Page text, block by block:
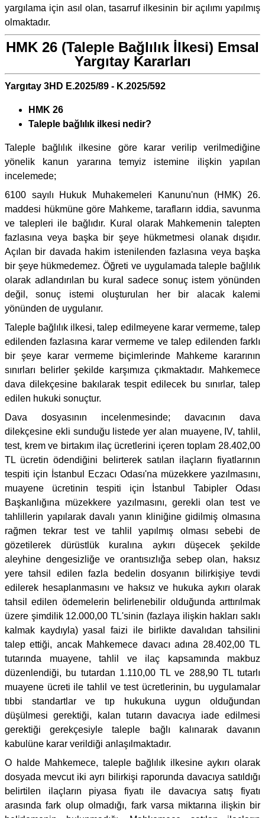
yargılama için asıl olan, tasarruf ilkesinin bir açılımı yapılmış
olmaktadır.
HMK 26 (Taleple Bağlılık İlkesi) Emsal
Yargıtay Kararları
Yargıtay 3HD E.2025/89 - K.2025/592
HMK 26
Taleple bağlılık ilkesi nedir?
Taleple bağlılık ilkesine göre karar verilip verilmediğine
yönelik kanun yararına temyiz istemine ilişkin yapılan
incelemede;
6100 sayılı Hukuk Muhakemeleri Kanunu'nun (HMK) 26.
maddesi hükmüne göre Mahkeme, tarafların iddia, savunma
ve talepleri ile bağlıdır. Kural olarak Mahkemenin talepten
fazlasına veya başka bir şeye hükmetmesi olanak dışıdır.
Açılan bir davada hakim istenilenden fazlasına veya başka
bir şeye hükmedemez. Öğreti ve uygulamada taleple bağlılık
olarak adlandırılan bu kural sadece sonuç istem yönünden
değil, sonuç istemi oluşturulan her bir alacak kalemi
yönünden de uygulanır.
Taleple bağlılık ilkesi, talep edilmeyene karar vermeme, talep
edilenden fazlasına karar vermeme ve talep edilenden farklı
bir şeye karar vermeme biçimlerinde Mahkeme kararının
sınırları belirler şekilde karşımıza çıkmaktadır. Mahkemece
dava dilekçesine bakılarak tespit edilecek bu sınırlar, talep
edilen hukuki sonuçtur.
Dava dosyasının incelenmesinde; davacının dava
dilekçesine ekli sunduğu listede yer alan muayene, IV, tahlil,
test, krem ve birtakım ilaç ücretlerini içeren toplam 28.402,00
TL ücretin ödendiğini belirterek satılan ilaçların fiyatlarının
tespiti için İstanbul Eczacı Odası'na müzekkere yazılmasını,
muayene ücretinin tespiti için İstanbul Tabipler Odası
Başkanlığına müzekkere yazılmasını, gerekli olan test ve
tahlillerin yapılarak davalı yanın kliniğine gidilmiş olmasına
rağmen tekrar test ve tahlil yapılmış olması sebebi de
gözetilerek dürüstlük kuralına aykırı düşecek şekilde
aleyhine dengesizliğe ve orantısızlığa sebep olan, haksız
yere tahsil edilen fazla bedelin dosyanın bilirkişiye tevdi
edilerek hesaplanmasını ve haksız ve hukuka aykırı olarak
tahsil edilen ödemelerin belirlenebilir olduğunda arttırılmak
üzere şimdilik 12.000,00 TL'sinin (fazlaya ilişkin hakları saklı
kalmak kaydıyla) yasal faizi ile birlikte davalıdan tahsilini
talep ettiği, ancak Mahkemece davacı adına 28.402,00 TL
tutarında muayene, tahlil ve ilaç kapsamında makbuz
düzenlendiği, bu tutardan 1.110,00 TL ve 288,90 TL tutarlı
muayene ücreti ile tahlil ve test ücretlerinin, bu uygulamalar
tıbbi standartlar ve tıp hukukuna uygun olduğundan
düşülmesi gerektiği, kalan tutarın davacıya iade edilmesi
gerektiği gerekçesiyle taleple bağlı kalınarak davanın
kabulüne karar verildiği anlaşılmaktadır.
O halde Mahkemece, taleple bağlılık ilkesine aykırı olarak
dosyada mevcut iki ayrı bilirkişi raporunda davacıya satıldığı
belirtilen ilaçların piyasa fiyatı ile davacıya satış fiyatı
arasında fark olup olmadığı, fark varsa miktarına ilişkin bir